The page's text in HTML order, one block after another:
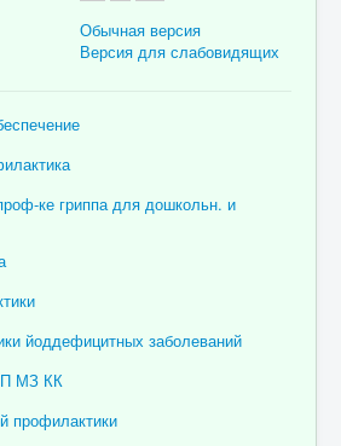
Обычная версия
Версия для слабовидящих
органы
ке гриппа для дошкольн. и
йоддефицитных заболеваний
МЗ КК
профилактики